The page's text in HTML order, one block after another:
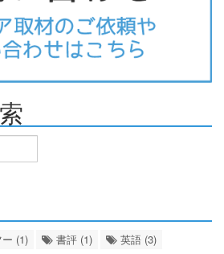
(1) 書評 (1)
英語 (3)